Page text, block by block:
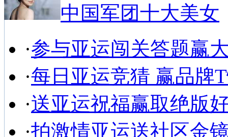
中国军团十大美女
·参与亚运闯关答题赢
·每日亚运竞猜 赢品牌
·送亚运祝福赢取绝版
·拍激情亚运送社区金